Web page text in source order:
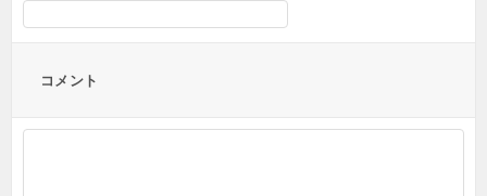
コメント